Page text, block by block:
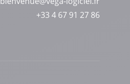
+33 4 67 91 27 86